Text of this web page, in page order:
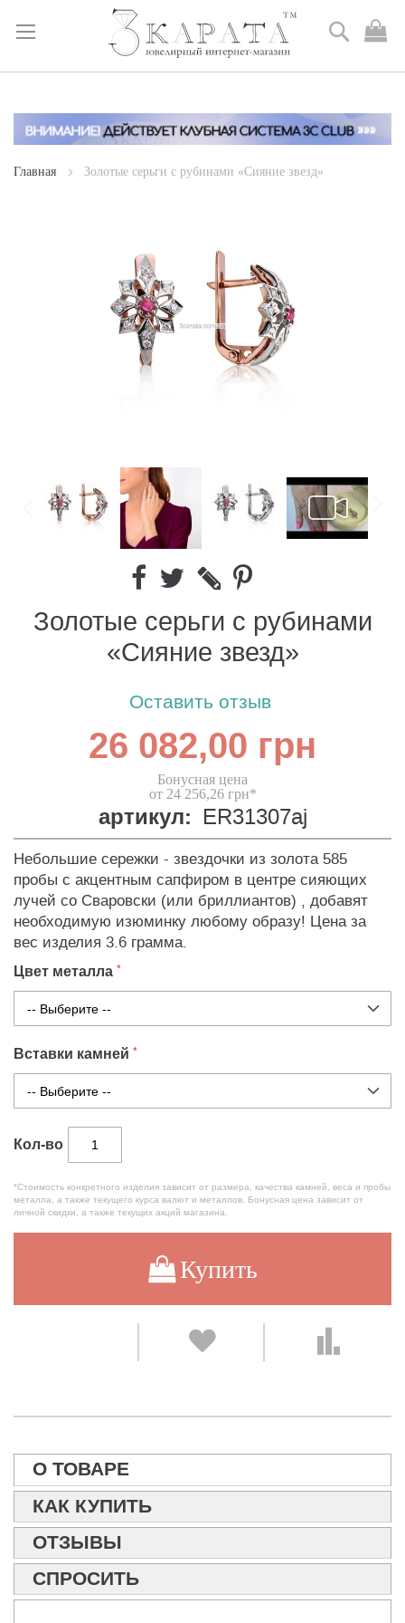
Skip
Content
Поиск
Главная Золотые серьги с рубинами «Сияние звезд»
Золотые серьги с рубинами
«Сияние звезд»
Оставить отзыв
26 082,00 грн
Бонусная цена
от 24 256,26 грн*
артикул: ER31307aj
Небольшие сережки - звездочки из золота 585
пробы с акцентным сапфиром в центре сияющих
лучей со Сваровски (или бриллиантов) , добавят
необходимую изюминку любому образу! Цена за
вес изделия 3.6 грамма.
Цвет металла
Вставки камней
Кол-во
*Стоимость конкретного изделия зависит от размера, качества камней, веса и пробы
металла, а также текущего курса валют и металлов. Бонусная цена зависит от
личной скидки, а также текущих акций магазина.
Купить
О ТОВАРЕ
КАК КУПИТЬ
ОТЗЫВЫ
СПРОСИТЬ